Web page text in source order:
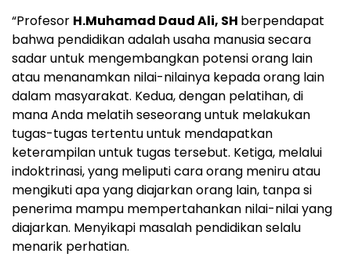
“Profesor H.Muhamad Daud Ali, SH berpendapat
bahwa pendidikan adalah usaha manusia secara
sadar untuk mengembangkan potensi orang lain
atau menanamkan nilai-nilainya kepada orang lain
dalam masyarakat. Kedua, dengan pelatihan, di
mana Anda melatih seseorang untuk melakukan
tugas-tugas tertentu untuk mendapatkan
keterampilan untuk tugas tersebut. Ketiga, melalui
indoktrinasi, yang meliputi cara orang meniru atau
mengikuti apa yang diajarkan orang lain, tanpa si
penerima mampu mempertahankan nilai-nilai yang
diajarkan. Menyikapi masalah pendidikan selalu
menarik perhatian.